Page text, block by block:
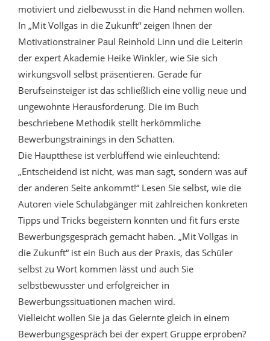
motiviert und zielbewusst in die Hand nehmen wollen.
In „Mit Vollgas in die Zukunft“ zeigen Ihnen der
Motivationstrainer Paul Reinhold Linn und die Leiterin
der expert Akademie Heike Winkler, wie Sie sich
wirkungsvoll selbst präsentieren. Gerade für
Berufseinsteiger ist das schließlich eine völlig neue und
ungewohnte Herausforderung. Die im Buch
beschriebene Methodik stellt herkömmliche
Bewerbungstrainings in den Schatten.
Die Hauptthese ist verblüffend wie einleuchtend:
„Entscheidend ist nicht, was man sagt, sondern was auf
der anderen Seite ankommt!“ Lesen Sie selbst, wie die
Autoren viele Schulabgänger mit zahlreichen konkreten
Tipps und Tricks begeistern konnten und fit fürs erste
Bewerbungsgespräch gemacht haben. „Mit Vollgas in
die Zukunft“ ist ein Buch aus der Praxis, das Schüler
selbst zu Wort kommen lässt und auch Sie
selbstbewusster und erfolgreicher in
Bewerbungssituationen machen wird.
Vielleicht wollen Sie ja das Gelernte gleich in einem
Bewerbungsgespräch bei der expert Gruppe erproben?